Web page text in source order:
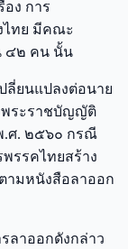
ง การ
ไทย มีคณะ
๔๒ คน นั้น
ลี่ยนแปลงต่อนาย
พระราชบัญญัติ
.ศ. ๒๕๖๐ กรณี
รรคไทยสร้าง
ามหนังสือลาออก
ลาออกดังกล่าว